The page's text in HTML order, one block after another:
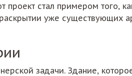
стал примером того,
уже существующих
задачи. Здание,